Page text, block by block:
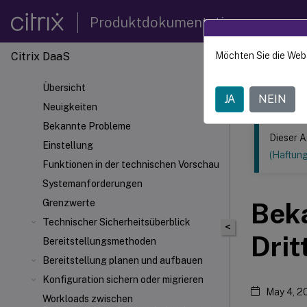
Produktdokumentation
Citrix DaaS
Übersicht
Neuigkeiten
Bekannte Probleme
Einstellung
Funktionen in der technischen Vorschau
Systemanforderungen
Grenzwerte
Technischer Sicherheitsüberblick
Bereitstellungsmethoden
Bereitstellung planen und aufbauen
Konfiguration sichern oder migrieren
Workloads zwischen
Dieser Inhalt
Citrix
<
Dieser
May 4,
Möchten Sie die
JA NEIN